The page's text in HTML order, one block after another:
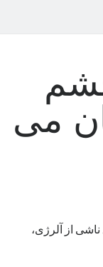
می
از آلرژی،